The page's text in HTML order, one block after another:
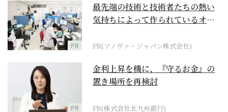
PR
最先端の技術と技術者たちの熱い
気持ちによって作られているオー
PR(ソノヴァ・ジャパン株式会社)
PR
金利上昇を機に、『守るお金』の
置き場所を再検討
PR(株式会社北九州銀行)